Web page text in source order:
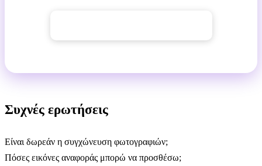
Συχνές ερωτήσεις
Είναι δωρεάν η συγχώνευση φωτογραφιών;
Πόσες εικόνες αναφοράς μπορώ να προσθέσω;